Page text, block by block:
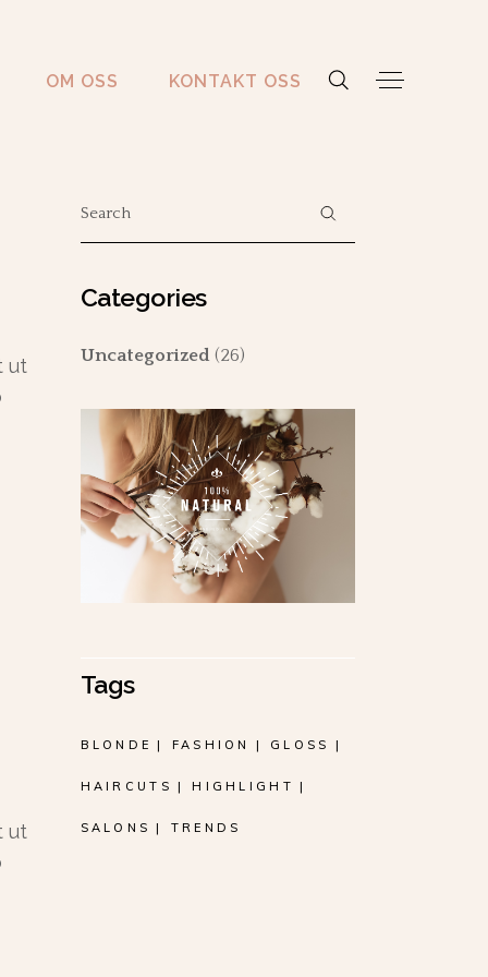
OM OSS KONTAKT OSS
ut
ut
for:
Categories
Uncategorized (26)
Tags
BLONDE FASHION GLOSS
HAIRCUTS HIGHLIGHT
SALONS TRENDS